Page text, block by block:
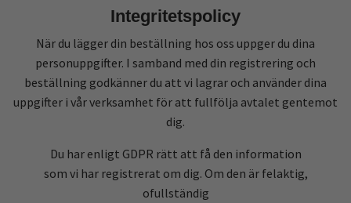
Integritetspolicy
När du lägger din beställning hos oss uppger du dina
personuppgifter. I samband med din registrering och
beställning godkänner du att vi lagrar och använder dina
uppgifter i vår verksamhet för att fullfölja avtalet gentemot
dig.
Du har enligt GDPR rätt att få den information
som vi har registrerat om dig. Om den är felaktig,
ofullständig